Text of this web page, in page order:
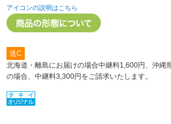
アイコンの説明はこちら
送C
北海道・離島にお届けの場合中継料1,600円、沖縄
の場合、中継料3,300円をご請求いたします。